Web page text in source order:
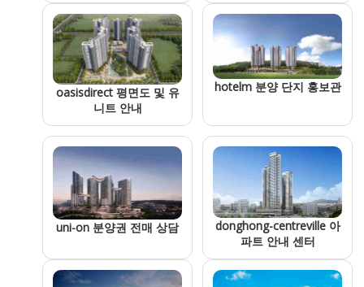
oasisdirect 평면도 및 유
니트 안내
hotelm 분양 단지 홍보관
uni-on 분양권 전매 상담
donghong-centreville 아
파트 안내 센터